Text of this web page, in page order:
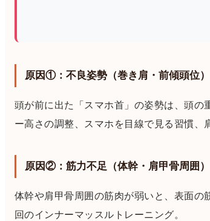
原因①：不良姿勢（巻き肩・前傾頭位）
頭が前に出た「スマホ首」の姿勢は、頭の
ー高さの調整、スマホを目線で見る習慣、
原因②：筋力不足（体幹・肩甲骨周囲）
体幹や肩甲骨周囲の筋肉が弱いと、表面
回のインナーマッスルトレーニング。